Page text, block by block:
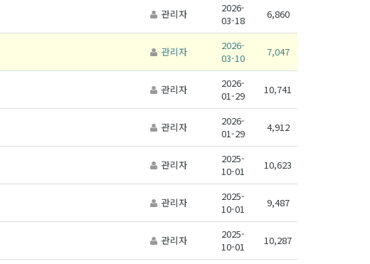
관리자
2026-
03-18
6,860
관리자
2026-
03-10
7,047
관리자
2026-
01-29
10,741
관리자
2026-
01-29
4,912
관리자
2025-
10-01
10,623
관리자
2025-
10-01
9,487
관리자
2025-
10-01
10,287